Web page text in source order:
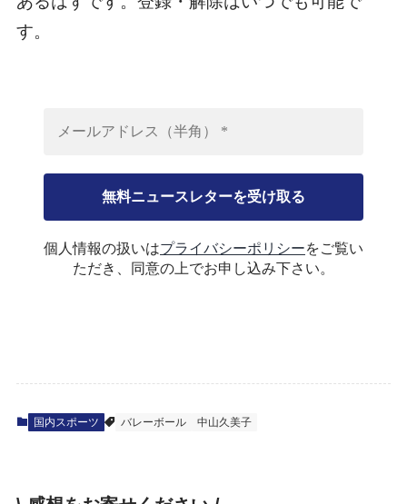
す。
個人情報の扱いはプライバシーポリシーをご覧い
ただき、同意の上でお申し込み下さい。
国内スポーツ バレーボール 中山久美子